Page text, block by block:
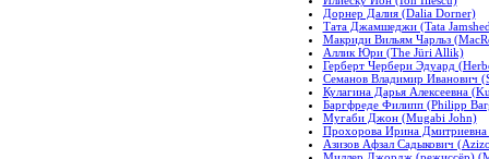
Дорнер Далия (Dalia Dorner)
Тата Джамшеджи (Tata
Макриди Вильям Чарльз
Аллик Юри (The Jüri Allik)
Герберт Чербери Эдуард
Семанов Владимир Иванович
Кулагина Дарья Алексеевна
Баргфреде Филипп (Philipp
Мугаби Джон (Mugabi John)
Прохорова Ирина
Азизов Афзал Садыкович